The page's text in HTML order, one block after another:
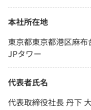
本社所在地
東京都東京都港区麻
JPタワー
代表者氏名
代表取締役社長 丹下 大